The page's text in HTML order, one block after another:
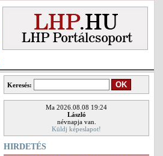
Keresés:
Ma 2026.08.08 19:24
László
névnapja van.
Küldj képeslapot!
HIRDETÉS